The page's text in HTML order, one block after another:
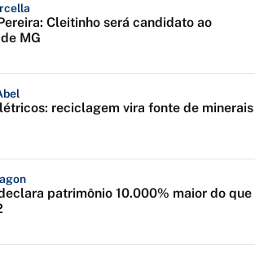
Cleitinho será candidato ao
MG
reciclagem vira fonte de minerais
patrimônio 10.000% maior do que